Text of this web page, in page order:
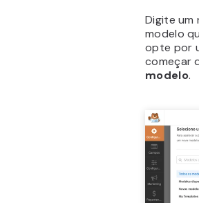
Digite um
modelo
opte por
começar
modelo.